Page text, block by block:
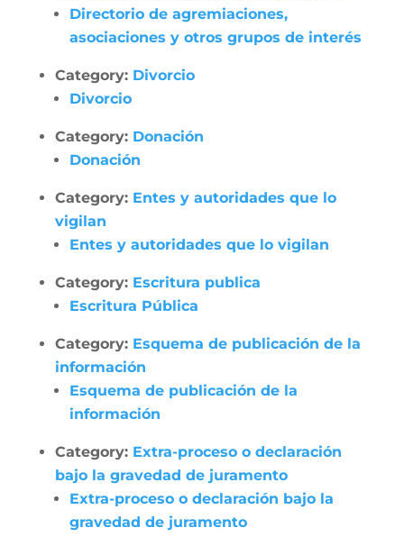
Directorio de agremiaciones,
asociaciones y otros grupos de interés
Category: Divorcio
Divorcio
Category: Donación
Donación
Category: Entes y autoridades que lo
vigilan
Entes y autoridades que lo vigilan
Category: Escritura publica
Escritura Pública
Category: Esquema de publicación de la
información
Esquema de publicación de la
información
Category: Extra-proceso o declaración
bajo la gravedad de juramento
Extra-proceso o declaración bajo la
gravedad de juramento